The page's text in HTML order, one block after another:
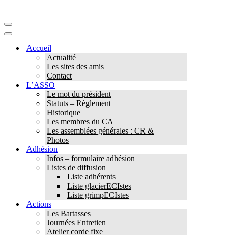
Menu
de
Menu
navigationAccueil
Actualité
Les sites des amis
Contact
L’ASSO
Le mot du président
Statuts – Règlement
Historique
Les membres du CA
Les assemblées générales : CR &
Photos
Adhésion
Infos – formulaire adhésion
Listes de diffusion
Liste adhérents
Liste glacierECIstes
Liste grimpECIstes
Actions
Les Bartasses
Journées Entretien
Atelier corde fixe